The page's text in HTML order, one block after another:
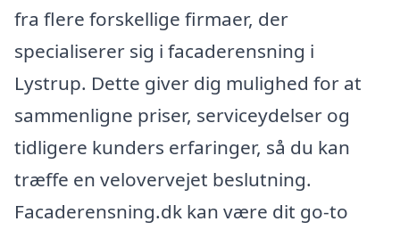
fra flere forskellige firmaer, der
specialiserer sig i facaderensning i
Lystrup. Dette giver dig mulighed for at
sammenligne priser, serviceydelser og
tidligere kunders erfaringer, så du kan
træffe en velovervejet beslutning.
Facaderensning.dk kan være dit go-to